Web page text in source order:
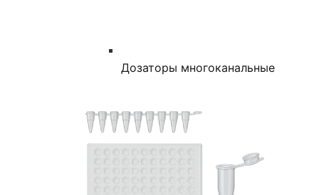
Дозаторы многоканальные